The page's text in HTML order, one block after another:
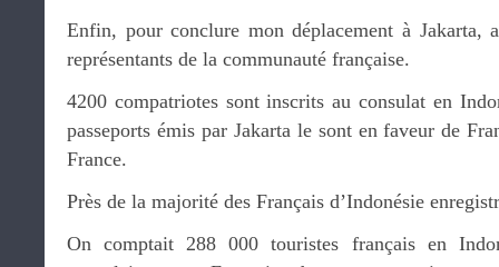
Enfin, pour conclure mon déplacement à Jakarta,
représentants de la communauté française.
4200 compatriotes sont inscrits au consulat en
passeports émis par Jakarta le sont en faveur de
France.
Près de la majorité des Français d’Indonésie
On comptait 288 000 touristes français en